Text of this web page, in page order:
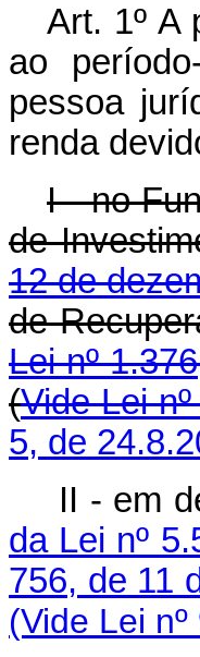
Art. 1º A
ao
pessoa
renda
I - no
de
12 de
de
Lei nº
(Vide Lei
5, de
II - em
da Lei nº
756, de 11
(Vide Lei